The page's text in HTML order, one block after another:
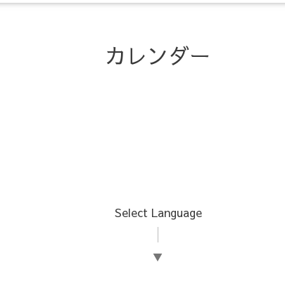
カレンダー
Select Language
▼